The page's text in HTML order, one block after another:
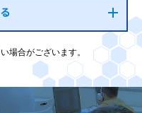
場合がございます。